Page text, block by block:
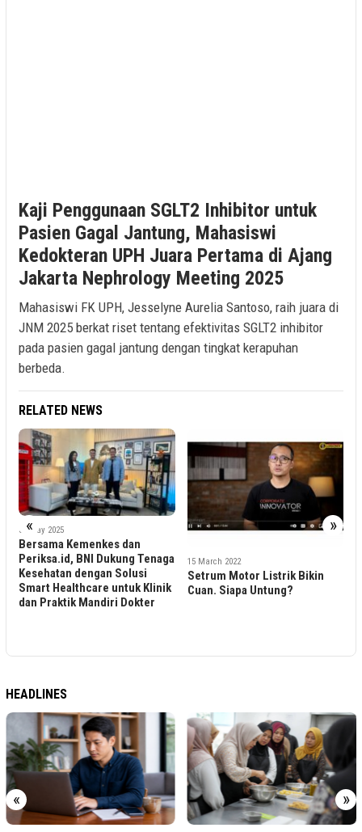
Kaji Penggunaan SGLT2 Inhibitor untuk
Pasien Gagal Jantung, Mahasiswi
Kedokteran UPH Juara Pertama di Ajang
Jakarta Nephrology Meeting 2025
Mahasiswi FK UPH, Jesselyne Aurelia Santoso, raih juara di
JNM 2025 berkat riset tentang efektivitas SGLT2 inhibitor
pada pasien gagal jantung dengan tingkat kerapuhan
berbeda.
RELATED NEWS
« »
Tenaga
Klinik
15 March 2022
Setrum Motor Listrik Bikin
Cuan. Siapa Untung?
15 March 2022
Pemerintah Tak Pernah
Rencana Gas Elpiji
HEADLINES
« »
PPAr UPH Raih Akreditasi
Pertama dari BAN-PT